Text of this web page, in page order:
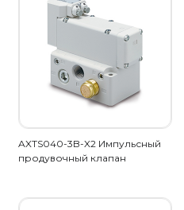
AXTS040-3B-X2 Импульсный
продувочный клапан